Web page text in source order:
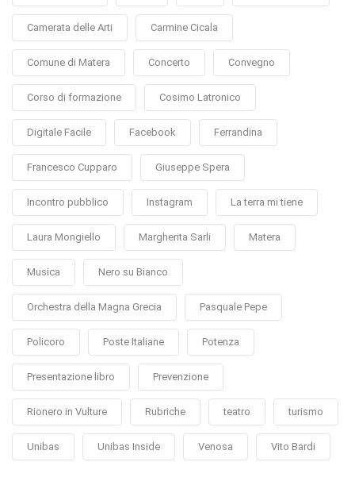
Camerata delle Arti Carmine Cicala
Comune di Matera Concerto Convegno
Corso di formazione Cosimo Latronico
Digitale Facile Facebook Ferrandina
Francesco Cupparo Giuseppe Spera
Incontro pubblico Instagram La terra mi tiene
Laura Mongiello Margherita Sarli Matera
Musica Nero su Bianco
Orchestra della Magna Grecia Pasquale Pepe
Policoro Poste Italiane Potenza
Presentazione libro Prevenzione
Rionero in Vulture Rubriche teatro turismo
Unibas Unibas Inside Venosa Vito Bardi